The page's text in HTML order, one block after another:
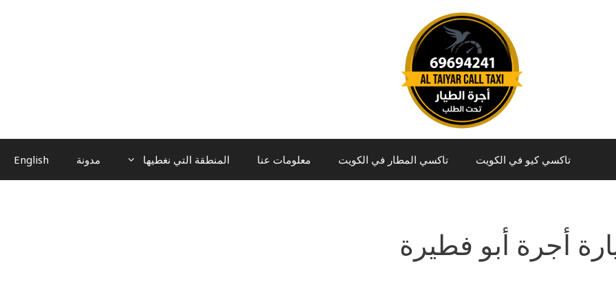
تاكسي كيو في الكويت تاكسي المطار في الكويت معلومات عنا المنطقة التي نغطيها مدونة English
أجرة أبو فطيرة